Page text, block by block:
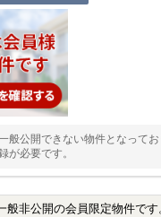
般公開できない物件となって
が必要です。
般非公開の会員限定物件です